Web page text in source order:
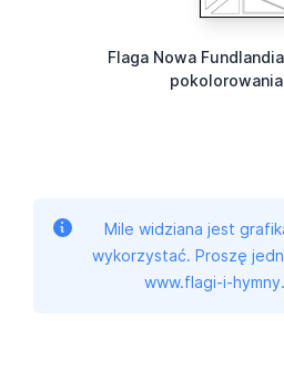
Flaga Nowa
pokolorowania
Mile widziana jest
wykorzystać. Proszę
www.flagi-i-